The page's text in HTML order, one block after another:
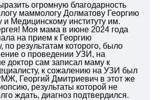
огромную благодарность
маммологу Долматову Георгию
и Медицинскому институту им.
Моя мама в июне 2024 года
на прием к Георгию
по результатам которого, было
о проведении УЗИ, на
доктор сам записал маму к
к сожалению на УЗИ был
Георгий Дмитриевич в этот же
результаты которой не
ждать, диагноз подтвердился.